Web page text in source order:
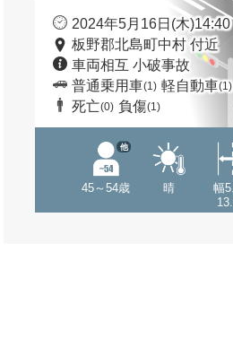
2024年5月16日(木)14:40
板野郡北島町中村 付近
車両相互 小破事故
普通乗用車(1) 軽自動車(1)
死亡(0) 負傷(1)
45～54歳
他
晴
幅